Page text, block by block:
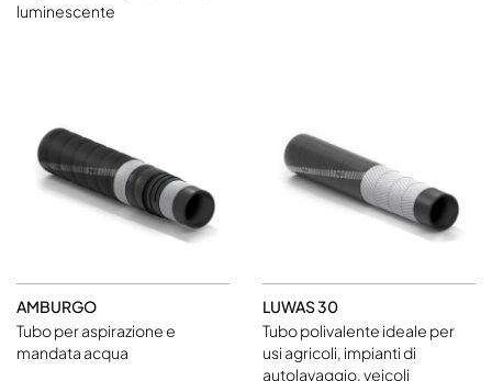
luminescente
AMBURGO
Tubo per aspirazione e
mandata acqua
LUWAS 30
Tubo polivalente ideale per
usi agricoli, impianti di
autolavaggio, veicoli